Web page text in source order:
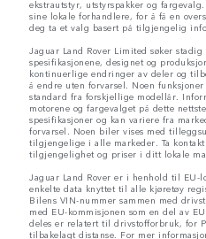
ekstrautstyr, utstyrspakker og
sine lokale forhandlere, for å få en
deg ta et valg basert på tilgjengelig
Jaguar Land Rover Limited søker
spesifikasjonene, designet og
kontinuerlige endringer av deler og
å endre uten forvarsel. Noen
standard fra forskjellige modellår.
motorene og fargevalget på dette
spesifikasjoner og kan variere fra
forvarsel. Noen biler vises med
tilgjengelige i alle markeder. Ta
tilgjengelighet og priser i ditt lokale
Jaguar Land Rover er i henhold til EU-
enkelte data knyttet til alle kjøretøy
Bilens VIN-nummer sammen med
med EU-kommisjonen som en del av
deles er relatert til drivstofforbruk, for
tilbakelagt distanse. For mer